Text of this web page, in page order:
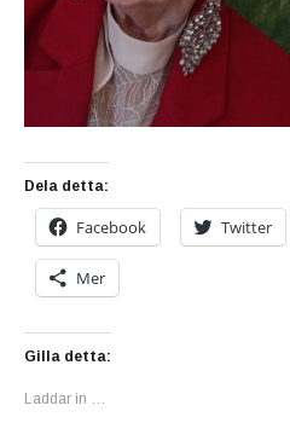
Dela detta:
Facebook Twitter
Mer
Gilla detta:
Laddar in …